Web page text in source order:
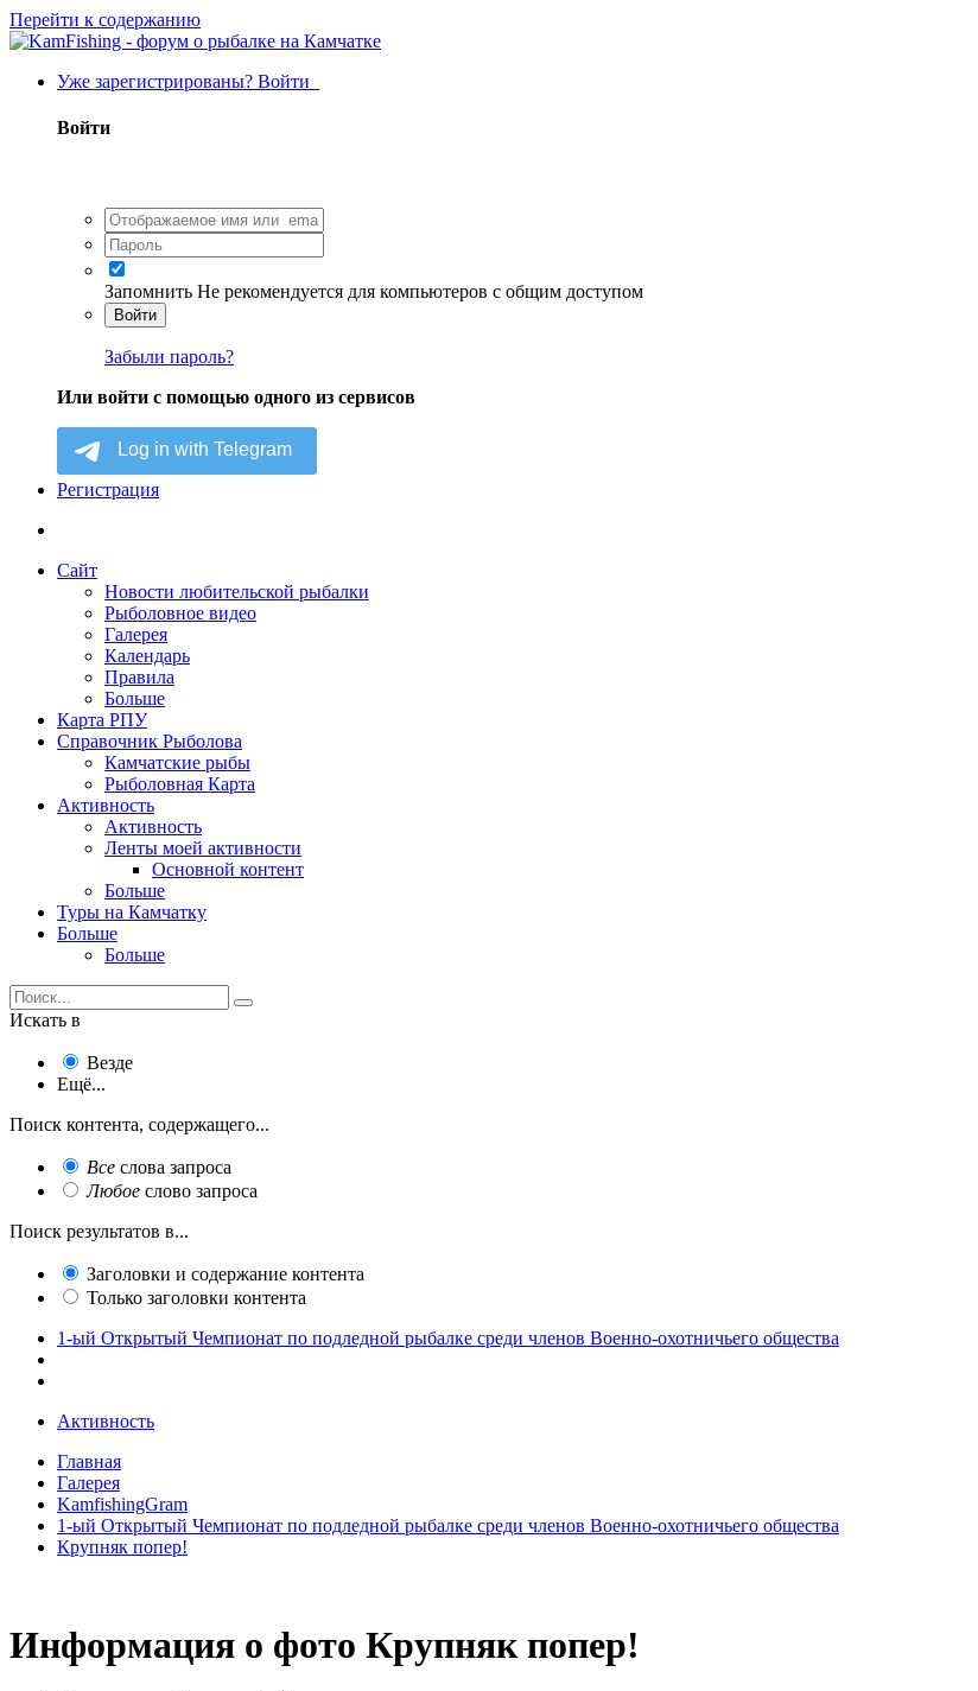
Перейти к содержанию
Уже зарегистрированы? Войти
Войти
Запомнить Не рекомендуется для компьютеров с общим доступом
Войти
Забыли пароль?
Или войти с помощью одного из сервисов
Регистрация
Сайт
Новости любительской рыбалки
Рыболовное видео
Галерея
Календарь
Правила
Больше
Карта РПУ
Справочник Рыболова
Камчатские рыбы
Рыболовная Карта
Активность
Активность
Ленты моей активности
Основной контент
Больше
Туры на Камчатку
Больше
Больше
Искать в
Везде
Ещё...
Поиск контента, содержащего...
Все слова запроса
Любое слово запроса
Поиск результатов в...
Заголовки и содержание контента
Только заголовки контента
1-ый Открытый Чемпионат по подледной рыбалке среди членов Военно-охотничьего общества
Активность
Главная
Галерея
KamfishingGram
1-ый Открытый Чемпионат по подледной рыбалке среди членов Военно-охотничьего общества
Крупняк попер!
Информация о фото Крупняк попер!